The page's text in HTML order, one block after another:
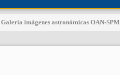
Galería imágenes astronómicas OAN-SPM